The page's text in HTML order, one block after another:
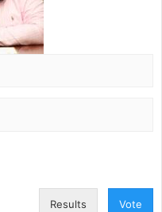
Results Vote